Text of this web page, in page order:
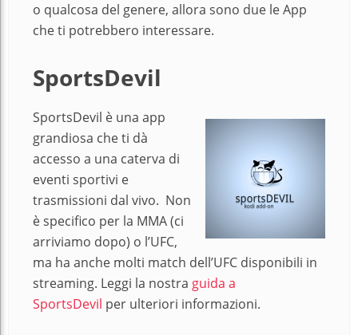
o qualcosa del genere, allora sono due le App
che ti potrebbero interessare.
SportsDevil
SportsDevil è una app
grandiosa che ti dà
accesso a una caterva di
eventi sportivi e
trasmissioni dal vivo. Non
è specifico per la MMA (ci
arriviamo dopo) o l’UFC,
ma ha anche molti match dell’UFC disponibili in
streaming. Leggi la nostra guida a
SportsDevil per ulteriori informazioni.